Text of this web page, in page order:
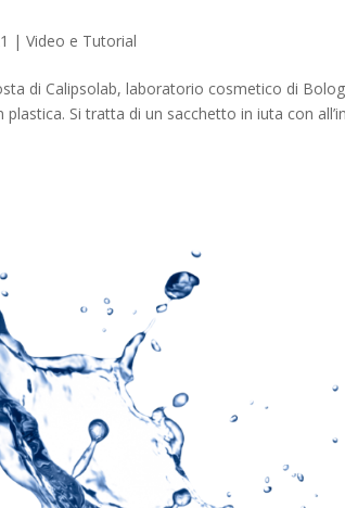
|Video e Tutorial
di Calipsolab, laboratorio cosmetico di
Si tratta di un sacchetto in iuta con